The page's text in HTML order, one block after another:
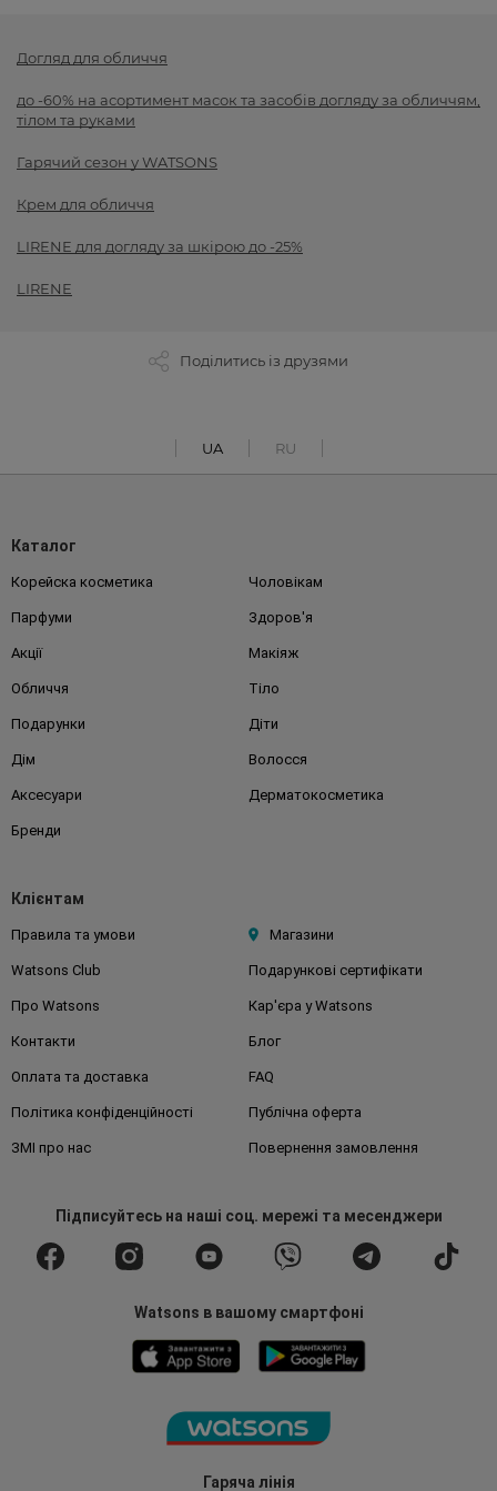
Догляд для обличчя
до -60% на асортимент масок та засобів догляду за обличчям,
тілом та руками
Гарячий сезон у WATSONS
Крем для обличчя
LIRENE для догляду за шкірою до -25%
LIRENE
Поділитись із друзями
UA RU
Гаряча лінія
Каталог
Корейска косметика Чоловікам
Парфуми Здоров'я
Акції Макіяж
Обличчя Тіло
Подарунки Діти
Дім Волосся
Аксесуари Дерматокосметика
Бренди
Клієнтам
Правила та умови Магазини
Watsons Club Подарункові сертифікати
Про Watsons Кар'єра у Watsons
Контакти Блог
Оплата та доставка FAQ
Політика конфіденційності Публічна оферта
ЗМІ про нас Повернення замовлення
Підписуйтесьна наші соц. мережі та месенджери
Watsons в вашому смартфоні